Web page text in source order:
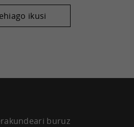
ikusi
buruz